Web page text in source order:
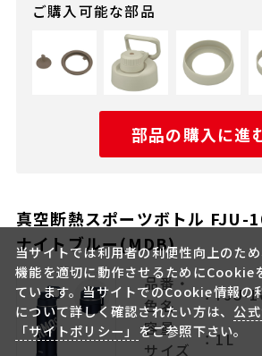
ご購入可能な部品
部品の購入に進
真空断熱スポーツボトル FJU-
ナイトブルー(MDB)
品番・
色名
：FJU-
容量・
サイズ
：1L
当サイトでは利用者の利便性向上のた
機能を適切に動作させるためにCookie
ています。当サイトでのCookie情報の
について詳しく確認されたい方は、 公
「サイトポリシー」 をご参照下さい。